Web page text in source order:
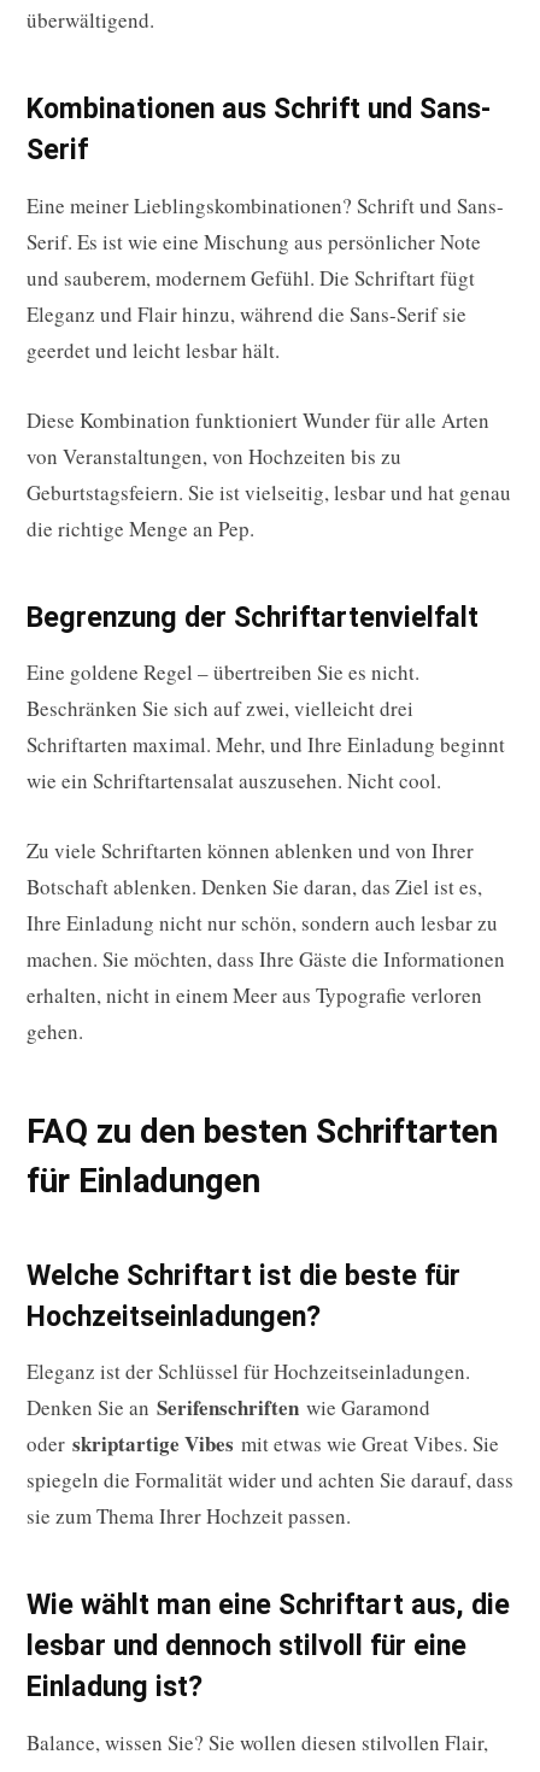
überwältigend.
Kombinationen aus Schrift und Sans-
Serif
Eine meiner Lieblingskombinationen? Schrift und Sans-
Serif. Es ist wie eine Mischung aus persönlicher Note
und sauberem, modernem Gefühl. Die Schriftart fügt
Eleganz und Flair hinzu, während die Sans-Serif sie
geerdet und leicht lesbar hält.
Diese Kombination funktioniert Wunder für alle Arten
von Veranstaltungen, von Hochzeiten bis zu
Geburtstagsfeiern. Sie ist vielseitig, lesbar und hat genau
die richtige Menge an Pep.
Begrenzung der Schriftartenvielfalt
Eine goldene Regel – übertreiben Sie es nicht.
Beschränken Sie sich auf zwei, vielleicht drei
Schriftarten maximal. Mehr, und Ihre Einladung beginnt
wie ein Schriftartensalat auszusehen. Nicht cool.
Zu viele Schriftarten können ablenken und von Ihrer
Botschaft ablenken. Denken Sie daran, das Ziel ist es,
Ihre Einladung nicht nur schön, sondern auch lesbar zu
machen. Sie möchten, dass Ihre Gäste die Informationen
erhalten, nicht in einem Meer aus Typografie verloren
gehen.
FAQ zu den besten Schriftarten
für Einladungen
Welche Schriftart ist die beste für
Hochzeitseinladungen?
Eleganz ist der Schlüssel für Hochzeitseinladungen.
Denken Sie an Serifenschriften wie Garamond
oder skriptartige Vibes mit etwas wie Great Vibes. Sie
spiegeln die Formalität wider und achten Sie darauf, dass
sie zum Thema Ihrer Hochzeit passen.
Wie wählt man eine Schriftart aus, die
lesbar und dennoch stilvoll für eine
Einladung ist?
Balance, wissen Sie? Sie wollen diesen stilvollen Flair,